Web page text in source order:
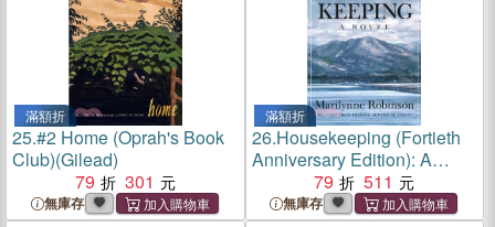
滿額折
25.#2 Home (Oprah's Book
Club)(Gilead)
79
301
無庫存
滿額折
26.Housekeeping (Fortieth
Anniversary Edition): A
Novel (Oprah's Book Club)
79 511
無庫存